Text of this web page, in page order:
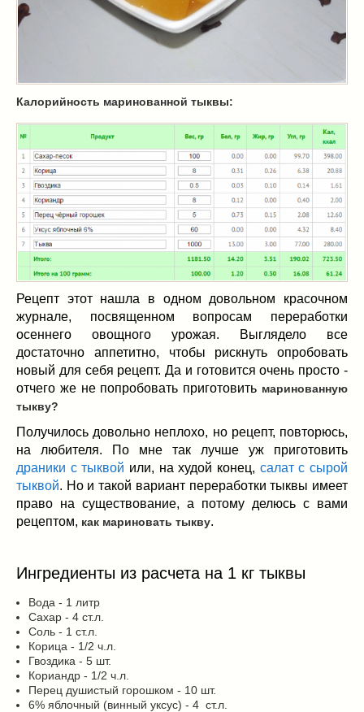
Масленица(17)
Вкусные полезности
вареное(0)
жареное(3)
запекаем(11)
напитки(1)
разное(6)
рыбные блюда
салаты(11)
соусы(1)
Супы(1)
Заначка на зиму! (29)
Грибы(5)
Напитки
Овощные заготовки(11)
Сладкие заготовки (10)
Поговорим о(19)
конкурсы(7)
Праздничные блюда(21)
8 марта(1)
День всех влюбленных
мужские даты
Новогоднее меню
Пасха(7)
Калорийность маринованной тыквы:
Рецепт этот нашла в одном довольном красочном
журнале, посвященном вопросам переработки
осеннего овощного урожая. Выглядело все
достаточно аппетитно, чтобы рискнуть опробовать
новый для себя рецепт. Да и готовится очень просто -
отчего же не попробовать приготовить маринованную
тыкву?
Получилось довольно неплохо, но рецепт, повторюсь,
на любителя. По мне так лучше уж приготовить
драники с тыквой или, на худой конец, салат с сырой
тыквой. Но и такой вариант переработки тыквы имеет
право на существование, а потому делюсь с вами
рецептом, как мариновать тыкву.
Ингредиенты из расчета на 1 кг тыквы
Вода - 1 литр
Сахар - 4 ст.л.
Соль - 1 ст.л.
Корица - 1/2 ч.л.
Гвоздика - 5 шт.
Кориандр - 1/2 ч.л.
Перец душистый горошком - 10 шт.
6% яблочный (винный уксус) - 4 ст.л.